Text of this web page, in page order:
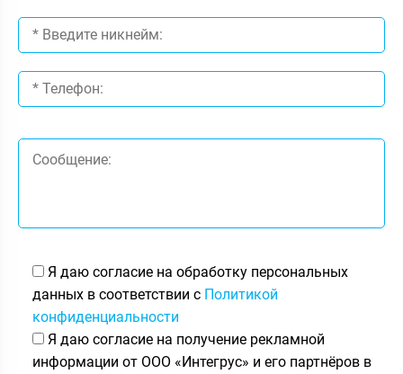
Я даю согласие на обработку персональных
данных в соответствии с Политикой
конфиденциальности
Я даю согласие на получение рекламной
информации от ООО «Интегрус» и его партнёров в